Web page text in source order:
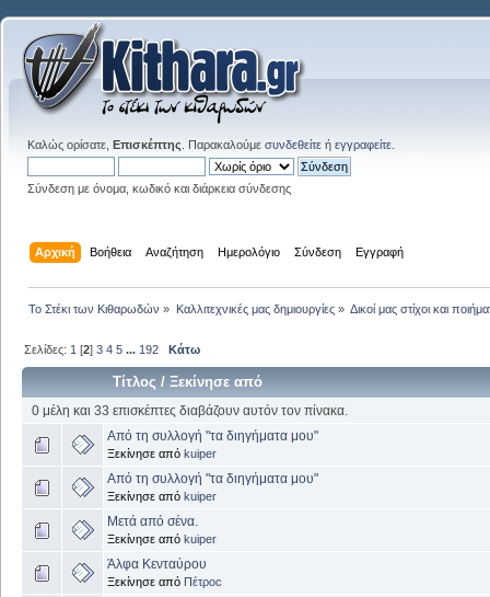
Καλώς ορίσατε, Επισκέπτης . Παρακαλούμε συνδεθείτε ή εγγραφείτε
Σύνδεση με όνομα, κωδικό και διάρκεια σύνδεσης
Αρχική Βοήθεια Αναζήτηση Ημερολόγιο Σύνδεση Εγγραφή
Το Στέκι των Κιθαρωδών » Καλλιτεχνικές μας δημιουργίες» Δικοί μας στίχοι και
Σελίδες: 1 [2]3 4 5 ... 192 Κάτω
Τίτλος /Ξεκίνησε από
0 μέλη και 33 επισκέπτες διαβάζουν αυτόν τον πίνακα.
Από τη συλλογή "τα διηγήματα μου"
Ξεκίνησε από kuiper
Από τη συλλογή "τα διηγήματα μου"
Ξεκίνησε από kuiper
Μετά από σένα.
Ξεκίνησε από kuiper
Άλφα Κενταύρου
Ξεκίνησε από Πέτροc